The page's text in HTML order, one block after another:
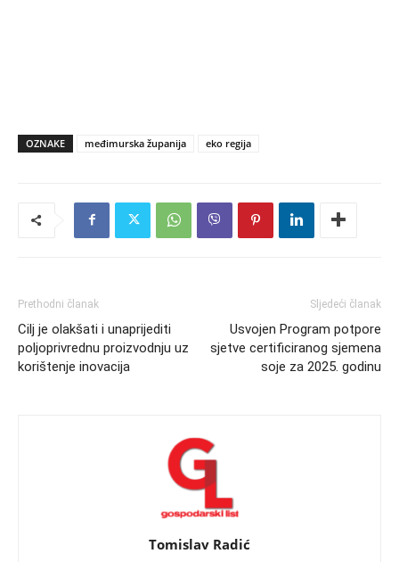
OZNAKE međimurska županija eko regija
Prethodni članak
Cilj je olakšati i unaprijediti
poljoprivrednu proizvodnju uz
korištenje inovacija
Sljedeći članak
Usvojen Program potpore
sjetve certificiranog sjemena
soje za 2025. godinu
Tomislav Radić